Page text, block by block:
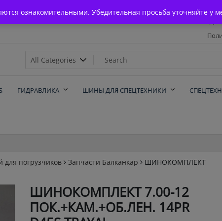
ознакомительными. Убедительная просьба уточняйте у
ГИДРАВЛИКА ШИНЫ ДЛЯ СПЕЦТЕХНИКИ
для погрузчиков Запчасти Балканкар
ШИНОКОМПЛЕКТ
ШИНОКОМПЛЕКТ 7.00-12
ПОК.+КАМ.+ОБ.ЛЕН. 14PR